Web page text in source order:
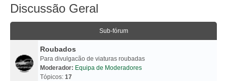
Discussão Geral
Sub-fórum
Roubados
Para divulgacão de viaturas roubadas
Moderador: Equipa de Moderadores
Tópicos: 17